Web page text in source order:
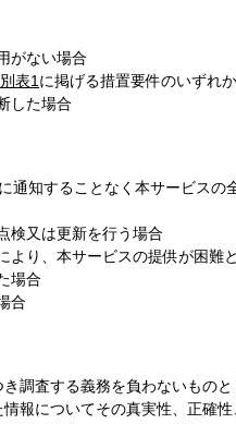
がない場合
表1 に掲げる措置要件のいずれ
した場合
通知することなく本サービス
検又は更新を行う場合
より、本サービスの提供が困難
場合
合
調査する義務を負わないものと
報についてその真実性、正確